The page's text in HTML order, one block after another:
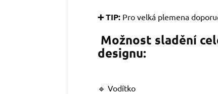
➕ TIP: Pro velká plemena
Možnost sladění
designu:
🔹 Vodítko